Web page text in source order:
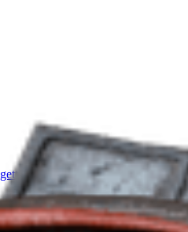
Squadre Eventi Mappa